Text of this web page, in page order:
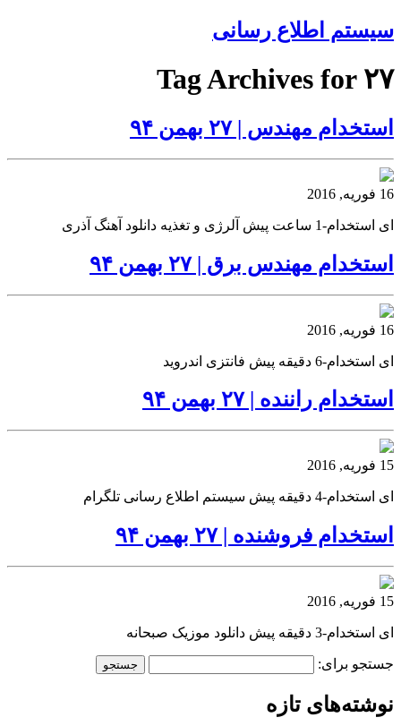
سیستم اطلاع رسانی
Tag Archives for ۲۷
استخدام مهندس | ۲۷ بهمن ۹۴
16 فوریه, 2016
ای استخدام-1 ساعت پیش آلرژی و تغذیه دانلود آهنگ آذری
استخدام مهندس برق | ۲۷ بهمن ۹۴
16 فوریه, 2016
ای استخدام-6 دقیقه پیش فانتزی اندروید
استخدام راننده | ۲۷ بهمن ۹۴
15 فوریه, 2016
ای استخدام-4 دقیقه پیش سیستم اطلاع رسانی تلگرام
استخدام فروشنده | ۲۷ بهمن ۹۴
15 فوریه, 2016
ای استخدام-3 دقیقه پیش دانلود موزیک صبحانه
جستجو برای:
نوشته‌های تازه